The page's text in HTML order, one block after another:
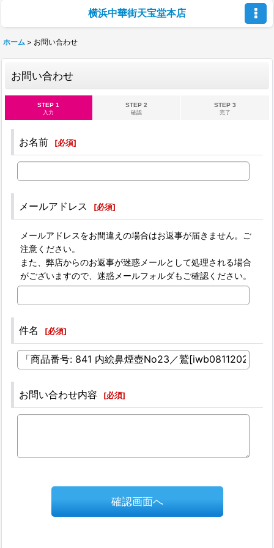
横浜中華街天宝堂本店
ホーム > お問い合わせ
お問い合わせ
STEP 1
入力
STEP 2
確認
STEP 3
完了
お名前 [必須]
メールアドレス [必須]
メールアドレスをお間違えの場合はお返事が届きません。ご
注意ください。
また、弊店からのお返事が迷惑メールとして処理される場合
がございますので、迷惑メールフォルダもご確認ください。
件名 [必須]
お問い合わせ内容 [必須]
確認画面へ